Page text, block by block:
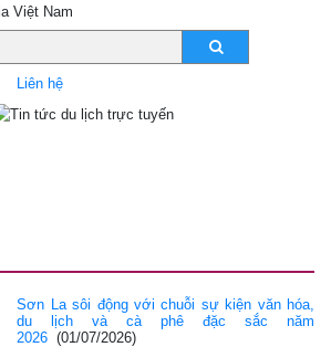
Liên hệ
Sơn La sôi động với chuỗi sự kiện văn hóa,
du lịch và cà phê đặc sắc năm
2026 (01/07/2026)